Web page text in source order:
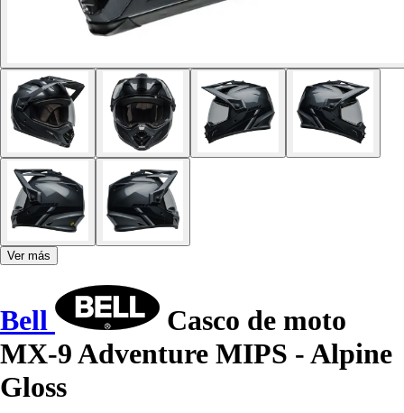
Ver más
Bell
Casco de moto
MX-9 Adventure MIPS - Alpine
Gloss